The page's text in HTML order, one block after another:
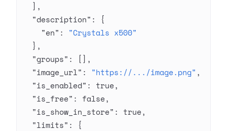
  ],
  "description"
: {
    "en"
: "Crystals x500"
  },
  "groups"
: [],
  "image_url"
: "https://.../image.png" ,
  "is_enabled"
: true,
  "is_free"
: false,
  "is_show_in_store"
: true,
  "limits"
: {